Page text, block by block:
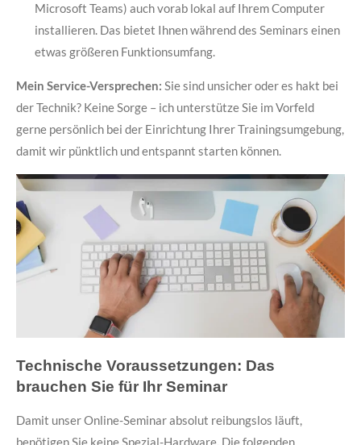
Microsoft Teams) auch vorab lokal auf Ihrem Computer
installieren. Das bietet Ihnen während des Seminars einen
etwas größeren Funktionsumfang.
Mein Service-Versprechen: Sie sind unsicher oder es hakt bei
der Technik? Keine Sorge – ich unterstütze Sie im Vorfeld
gerne persönlich bei der Einrichtung Ihrer Trainingsumgebung,
damit wir pünktlich und entspannt starten können.
Technische Voraussetzungen: Das
brauchen Sie für Ihr Seminar
Damit unser Online-Seminar absolut reibungslos läuft,